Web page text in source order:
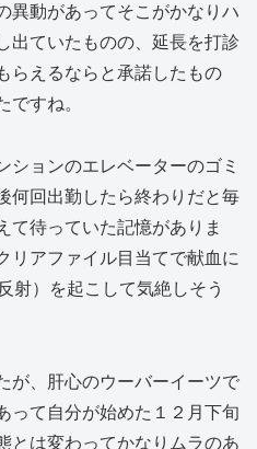
異動があってそこがかなりハ
出ていたものの、延長を打診
らえるならと承諾したもの
ですね。
ションのエレベーターのゴミ
何回出勤したら終わりだと毎
て待っていた記憶がありま
リアファイル目当てで献血に
射）を起こして気絶しそう
が、肝心のウーバーイーツで
って自分が始めた１２月下旬
とは変わってかなりムラのあ